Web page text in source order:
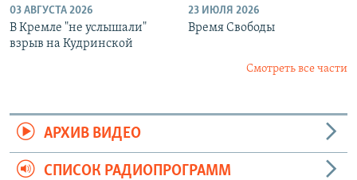
03 АВГУСТА 2026
В Кремле "не услышали"
взрыв на Кудринской
23 ИЮЛЯ 2026
Время Свободы
Смотреть все части
АРХИВ ВИДЕО
СПИСОК РАДИОПРОГРАММ